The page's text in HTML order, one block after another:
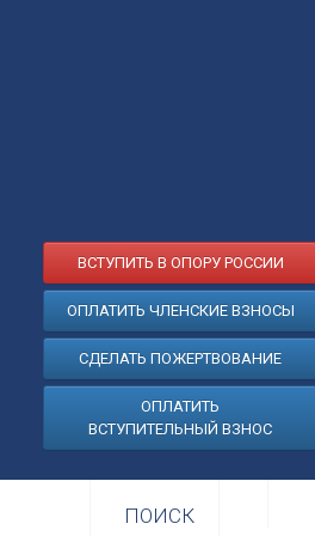
ВСТУПИТЬ В ОПОРУ РОССИИ
ОПЛАТИТЬ ЧЛЕНСКИЕ ВЗНОСЫ
СДЕЛАТЬ ПОЖЕРТВОВАНИЕ
ОПЛАТИТЬ
ВСТУПИТЕЛЬНЫЙ ВЗНОС
ПОИСК